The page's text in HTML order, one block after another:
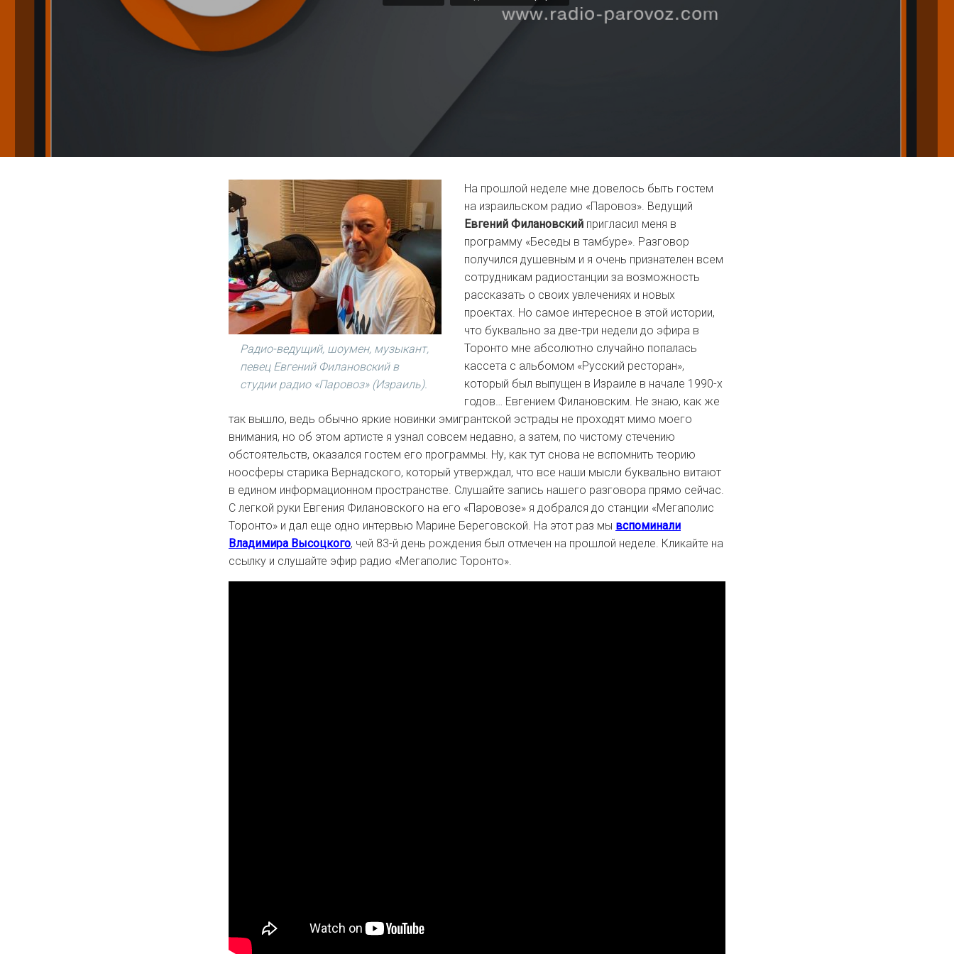
Радио-ведущий, шоумен, музыкант,
певец Евгений Филановский в
студии радио «Паровоз» (Израиль).
На прошлой неделе мне довелось быть гостем
на израильском радио «Паровоз». Ведущий
Евгений Филановский пригласил меня в
программу «Беседы в тамбуре». Разговор
получился душевным и я очень признателен всем
сотрудникам радиостанции за возможность
рассказать о своих увлечениях и новых
проектах. Но самое интересное в этой истории,
что буквально за две-три недели до эфира в
Торонто мне абсолютно случайно попалась
кассета с альбомом «Русский ресторан»,
который был выпущен в Израиле в начале 1990-х
годов… Евгением Филановским. Не знаю, как же
так вышло, ведь обычно яркие новинки эмигрантской эстрады не проходят мимо моего
внимания, но об этом артисте я узнал совсем недавно, а затем, по чистому стечению
обстоятельств, оказался гостем его программы. Ну, как тут снова не вспомнить теорию
ноосферы старика Вернадского, который утверждал, что все наши мысли буквально витают
в едином информационном пространстве. Слушайте запись нашего разговора прямо сейчас.
С легкой руки Евгения Филановского на его «Паровозе» я добрался до станции «Мегаполис
Торонто» и дал еще одно интервью Марине Береговской. На этот раз мы вспоминали
Владимира Высоцкого, чей 83-й день рождения был отмечен на прошлой неделе. Кликайте на
ссылку и слушайте эфир радио «Мегаполис Торонто».